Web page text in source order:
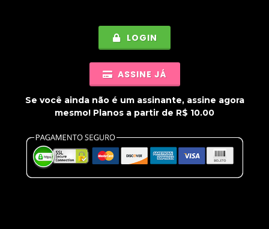
LOGIN
ASSINE JÁ
Se você ainda não é um assinante, assine agora
mesmo! Planos a partir de R$ 10.00